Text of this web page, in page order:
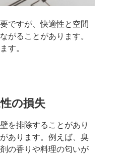
ですが、快適性と空間
がることがあります。
す。
の損失
を排除することがあり
あります。例えば、臭
の香りや料理の匂いが